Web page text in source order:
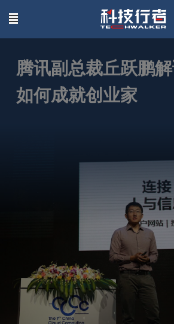
联系我们
腾讯副总裁丘跃鹏
如何成就创业家